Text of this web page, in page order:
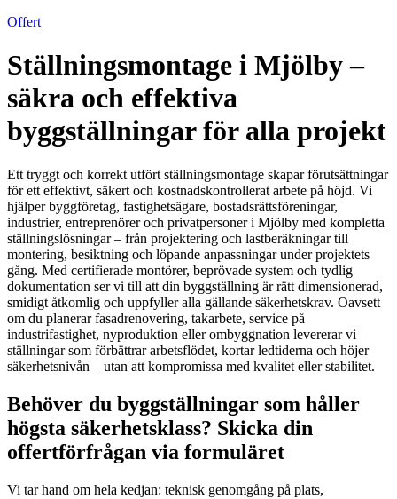
Offert
Ställningsmontage i Mjölby –
säkra och effektiva
byggställningar för alla projekt
Ett tryggt och korrekt utfört ställningsmontage skapar förutsättningar
för ett effektivt, säkert och kostnadskontrollerat arbete på höjd. Vi
hjälper byggföretag, fastighetsägare, bostadsrättsföreningar,
industrier, entreprenörer och privatpersoner i Mjölby med kompletta
ställningslösningar – från projektering och lastberäkningar till
montering, besiktning och löpande anpassningar under projektets
gång. Med certifierade montörer, beprövade system och tydlig
dokumentation ser vi till att din byggställning är rätt dimensionerad,
smidigt åtkomlig och uppfyller alla gällande säkerhetskrav. Oavsett
om du planerar fasadrenovering, takarbete, service på
industrifastighet, nyproduktion eller ombyggnation levererar vi
ställningar som förbättrar arbetsflödet, kortar ledtiderna och höjer
säkerhetsnivån – utan att kompromissa med kvalitet eller stabilitet.
Behöver du byggställningar som håller
högsta säkerhetsklass? Skicka din
offertförfrågan via formuläret
Vi tar hand om hela kedjan: teknisk genomgång på plats,